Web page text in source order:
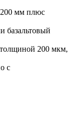
мм плюс
базальтовый
200 мкм,
с